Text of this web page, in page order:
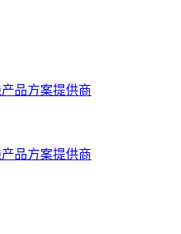
品方案提供商
品方案提供商